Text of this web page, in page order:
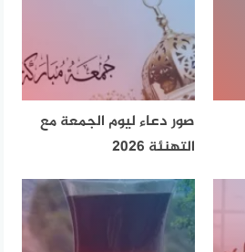
صور دعاء ليوم الجمعة مع
التهنئة 2026